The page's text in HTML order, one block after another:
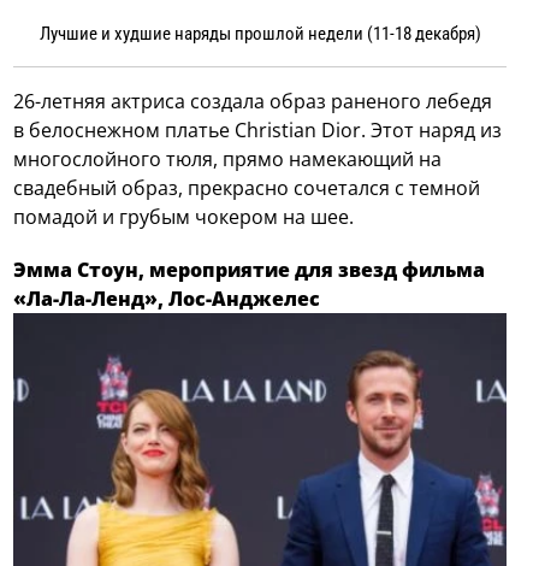
Лучшие и худшие наряды прошлой недели (11-18 декабря)
26-летняя актриса создала образ раненого лебедя
в белоснежном платье Christian Dior. Этот наряд из
многослойного тюля, прямо намекающий на
свадебный образ, прекрасно сочетался с темной
помадой и грубым чокером на шее.
Эмма Стоун, мероприятие для звезд фильма
«Ла-Ла-Ленд», Лос-Анджелес